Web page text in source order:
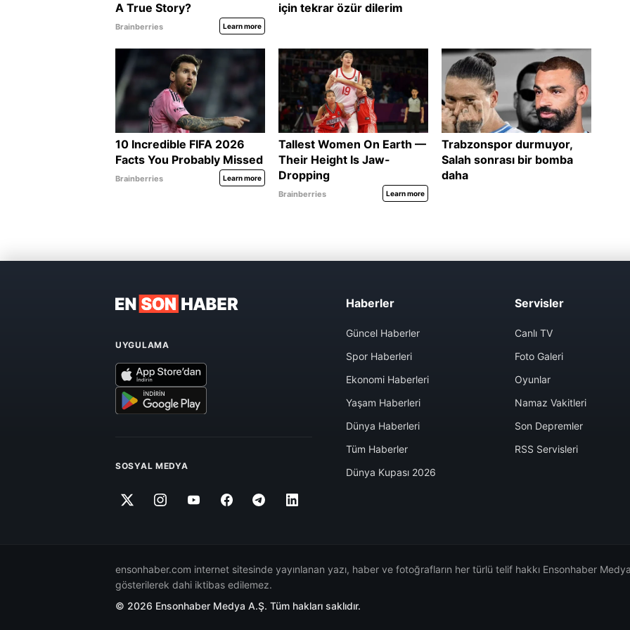
UYGULAMA
SOSYAL MEDYA
Haberler
Güncel Haberler
Spor Haberleri
Ekonomi Haberleri
Yaşam Haberleri
Dünya Haberleri
Tüm Haberler
Dünya Kupası 2026
Servisler
Canlı TV
Foto Galeri
Oyunlar
Namaz Vakitleri
Son Depremler
RSS Servisleri
ensonhaber.com internet sitesinde yayınlanan yazı, haber ve fotoğrafların her türlü telif hakkı Ensonhaber
gösterilerek dahi iktibas edilemez.
© 2026 Ensonhaber Medya A.Ş. Tüm hakları saklıdır.